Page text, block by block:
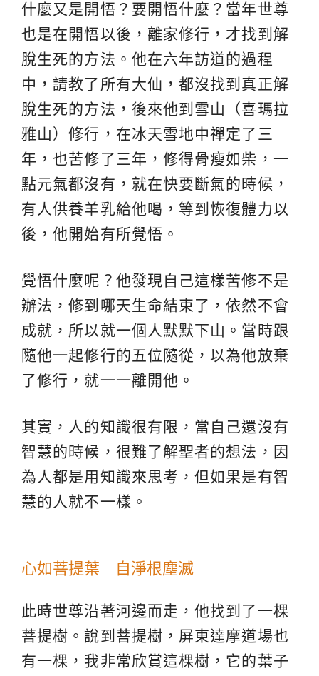
什麼又是開悟？要開悟什麼？當年世尊
也是在開悟以後，離家修行，才找到解
脫生死的方法。他在六年訪道的過程
中，請教了所有大仙，都沒找到真正解
脫生死的方法，後來他到雪山（喜瑪拉
雅山）修行，在冰天雪地中禪定了三
年，也苦修了三年，修得骨瘦如柴，一
點元氣都沒有，就在快要斷氣的時候，
有人供養羊乳給他喝，等到恢復體力以
後，他開始有所覺悟。
覺悟什麼呢？他發現自己這樣苦修不是
辦法，修到哪天生命結束了，依然不會
成就，所以就一個人默默下山。當時跟
隨他一起修行的五位隨從，以為他放棄
了修行，就一一離開他。
其實，人的知識很有限，當自己還沒有
智慧的時候，很難了解聖者的想法，因
為人都是用知識來思考，但如果是有智
慧的人就不一樣。
心如菩提葉 自淨根塵滅
此時世尊沿著河邊而走，他找到了一棵
菩提樹。說到菩提樹，屏東達摩道場也
有一棵，我非常欣賞這棵樹，它的葉子